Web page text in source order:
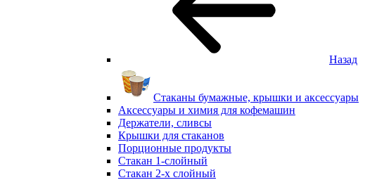
Назад
Стаканы бумажные, крышки и аксессуары
Аксессуары и химия для кофемашин
Держатели, сливсы
Крышки для стаканов
Порционные продукты
Стакан 1-слойный
Стакан 2-х слойный